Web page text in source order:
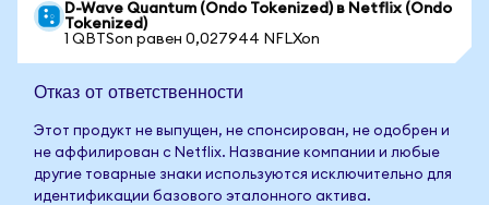
D-Wave Quantum (Ondo Tokenized) в Netflix (Ondo
Tokenized)
1 QBTSon равен 0,027944 NFLXon
Отказ от ответственности
Этот продукт не выпущен, не спонсирован, не одобрен и
не аффилирован с Netflix. Название компании и любые
другие товарные знаки используются исключительно для
идентификации базового эталонного актива.